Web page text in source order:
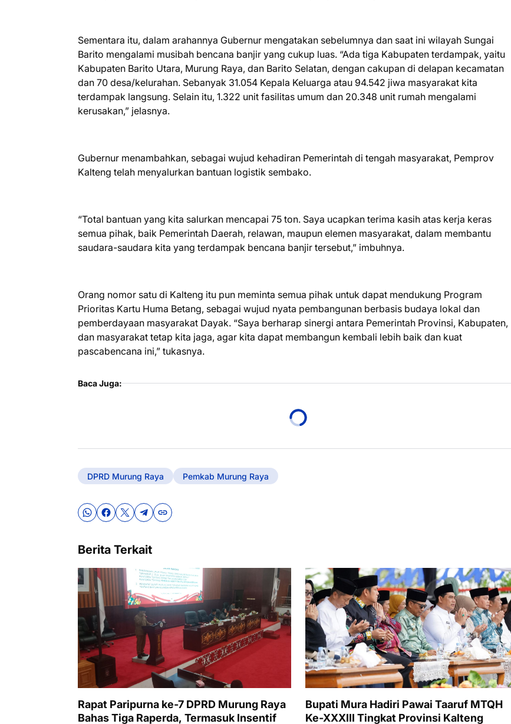
Sementara itu, dalam arahannya Gubernur mengatakan sebelumnya dan saat ini wilayah Sungai
Barito mengalami musibah bencana banjir yang cukup luas. “Ada tiga Kabupaten terdampak, yaitu
Kabupaten Barito Utara, Murung Raya, dan Barito Selatan, dengan cakupan di delapan kecamatan
dan 70 desa/kelurahan. Sebanyak 31.054 Kepala Keluarga atau 94.542 jiwa masyarakat kita
terdampak langsung. Selain itu, 1.322 unit fasilitas umum dan 20.348 unit rumah mengalami
kerusakan,” jelasnya.
Gubernur menambahkan, sebagai wujud kehadiran Pemerintah di tengah masyarakat, Pemprov
Kalteng telah menyalurkan bantuan logistik sembako.
“Total bantuan yang kita salurkan mencapai 75 ton. Saya ucapkan terima kasih atas kerja keras
semua pihak, baik Pemerintah Daerah, relawan, maupun elemen masyarakat, dalam membantu
saudara-saudara kita yang terdampak bencana banjir tersebut,” imbuhnya.
Orang nomor satu di Kalteng itu pun meminta semua pihak untuk dapat mendukung Program
Prioritas Kartu Huma Betang, sebagai wujud nyata pembangunan berbasis budaya lokal dan
pemberdayaan masyarakat Dayak. “Saya berharap sinergi antara Pemerintah Provinsi, Kabupaten,
dan masyarakat tetap kita jaga, agar kita dapat membangun kembali lebih baik dan kuat
pascabencana ini,” tukasnya.
Baca Juga:
DPRD Murung Raya Pemkab Murung Raya
Berita Terkait
Rapat Paripurna ke-7 DPRD Murung Raya
Bahas Tiga Raperda, Termasuk Insentif
Bupati Mura Hadiri Pawai Taaruf MTQH
Ke-XXXIII Tingkat Provinsi Kalteng